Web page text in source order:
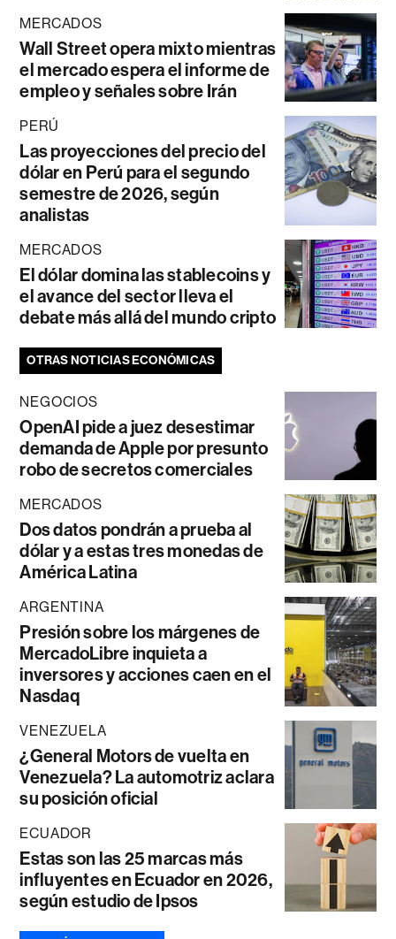
MERCADOS
Wall Street opera mixto mientras
el mercado espera el informe de
empleo y señales sobre Irán
PERÚ
Las proyecciones del precio del
dólar en Perú para el segundo
semestre de 2026, según
analistas
MERCADOS
El dólar domina las stablecoins y
el avance del sector lleva el
debate más allá del mundo cripto
OTRAS NOTICIAS ECONÓMICAS
NEGOCIOS
OpenAI pide a juez desestimar
demanda de Apple por presunto
robo de secretos comerciales
MERCADOS
Dos datos pondrán a prueba al
dólar y a estas tres monedas de
América Latina
ARGENTINA
Presión sobre los márgenes de
MercadoLibre inquieta a
inversores y acciones caen en el
Nasdaq
VENEZUELA
¿General Motors de vuelta en
Venezuela? La automotriz aclara
su posición oficial
ECUADOR
Estas son las 25 marcas más
influyentes en Ecuador en 2026,
según estudio de Ipsos